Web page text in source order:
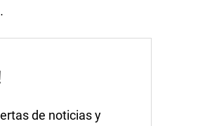
de noticias y